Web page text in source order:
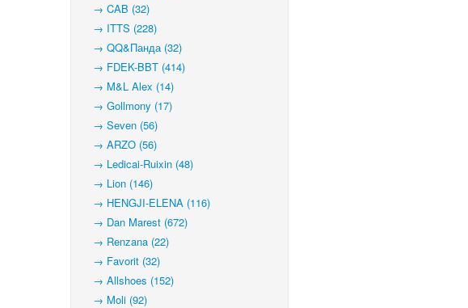
→ CAB (32)
→ ITTS (228)
→ QQ&Панда (32)
→ FDEK-BBT (414)
→ M&L Alex (14)
→ Gollmony (17)
→ Seven (56)
→ ARZO (56)
→ Ledicai-Ruixin (48)
→ Lion (146)
→ HENGJI-ELENA (116)
→ Dan Marest (672)
→ Renzana (22)
→ Favorit (32)
→ Allshoes (152)
→ Moli (92)